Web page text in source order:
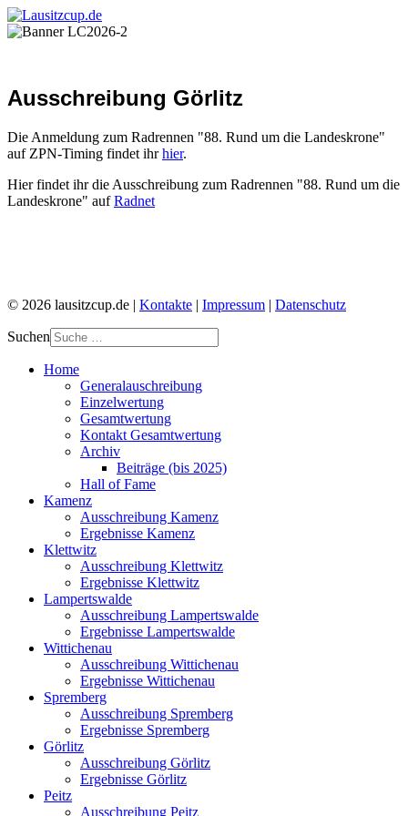
Ausschreibung Görlitz
Die Anmeldung zum Radrennen "88. Rund um die Landeskrone"
auf ZPN-Timing findet ihrhier.
Hier findet ihr die Ausschreibung zum Radrennen "88. Rund um die
Landeskrone" aufRadnet
© 2026 lausitzcup.de | Kontakte | Impressum | Datenschutz
Suchen
Home
Generalauschreibung
Einzelwertung
Gesamtwertung
Kontakt Gesamtwertung
Archiv
Beiträge (bis 2025)
Hall of Fame
Kamenz
Ausschreibung Kamenz
Ergebnisse Kamenz
Klettwitz
Ausschreibung Klettwitz
Ergebnisse Klettwitz
Lampertswalde
Ausschreibung Lampertswalde
Ergebnisse Lampertswalde
Wittichenau
Ausschreibung Wittichenau
Ergebnisse Wittichenau
Spremberg
Ausschreibung Spremberg
Ergebnisse Spremberg
Görlitz
Ausschreibung Görlitz
Ergebnisse Görlitz
Peitz
Ausschreibung Peitz